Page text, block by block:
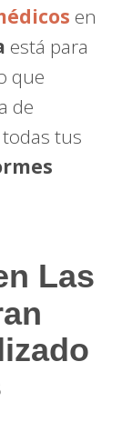
en
está para
que
de
tus
Las